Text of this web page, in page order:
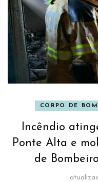
CORPO DE
Incêndio
Ponte Alta e
de